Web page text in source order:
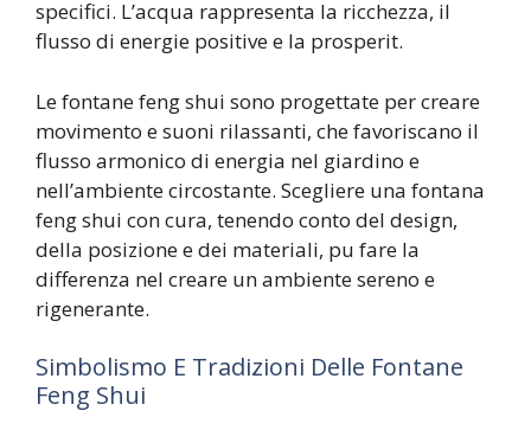
specifici. L’acqua rappresenta la ricchezza, il
flusso di energie positive e la prosperit.
Le fontane feng shui sono progettate per creare
movimento e suoni rilassanti, che favoriscano il
flusso armonico di energia nel giardino e
nell’ambiente circostante. Scegliere una fontana
feng shui con cura, tenendo conto del design,
della posizione e dei materiali, pu fare la
differenza nel creare un ambiente sereno e
rigenerante.
Simbolismo E Tradizioni Delle Fontane
Feng Shui